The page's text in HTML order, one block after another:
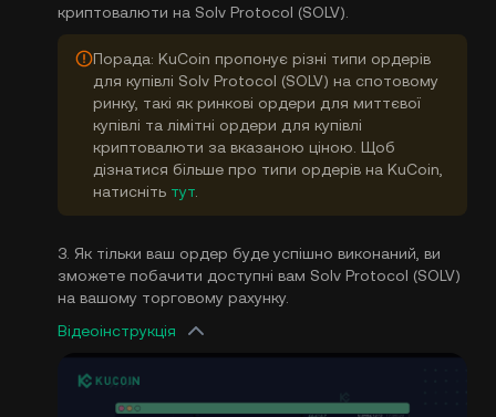
криптовалюти на Solv Protocol (SOLV).
Порада: KuCoin пропонує різні типи ордерів
для купівлі Solv Protocol (SOLV) на спотовому
ринку, такі як ринкові ордери для миттєвої
купівлі та лімітні ордери для купівлі
криптовалюти за вказаною ціною. Щоб
дізнатися більше про типи ордерів на KuCoin,
натисніть тут
3. Як тільки ваш ордер буде успішно виконаний, ви
зможете побачити доступні вам Solv Protocol (SOLV)
на вашому торговому рахунку.
Відеоінструкція